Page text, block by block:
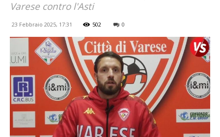
Varese contro l'Asti
23 Febbraio 2025, 17:31 502 0